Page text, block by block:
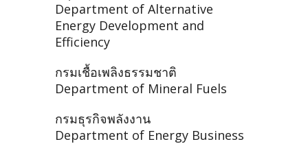
Department of Alternative
Energy Development and
Efficiency
กรมเชื้อเพลิงธรรมชาติ
Department of Mineral Fuels
กรมธุรกิจพลังงาน
Department of Energy Business